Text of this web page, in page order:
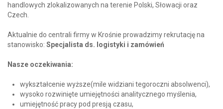
handlowych zlokalizowanych na terenie Polski, Słowacji oraz
Czech.
Aktualnie do centrali firmy w Krośnie prowadzimy rekrutację na
stanowisko: Specjalista ds. logistyki i zamówień
Nasze oczekiwania:
wykształcenie wyższe(mile widziani tegoroczni absolwenci),
wysoko rozwinięte umiejętności analitycznego myślenia,
umiejętność pracy pod presją czasu,